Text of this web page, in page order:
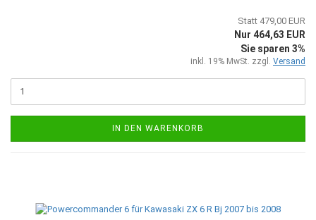
Statt 479,00 EUR
Nur 464,63 EUR
Sie sparen 3%
inkl. 19% MwSt. zzgl. Versand
IN DEN WARENKORB